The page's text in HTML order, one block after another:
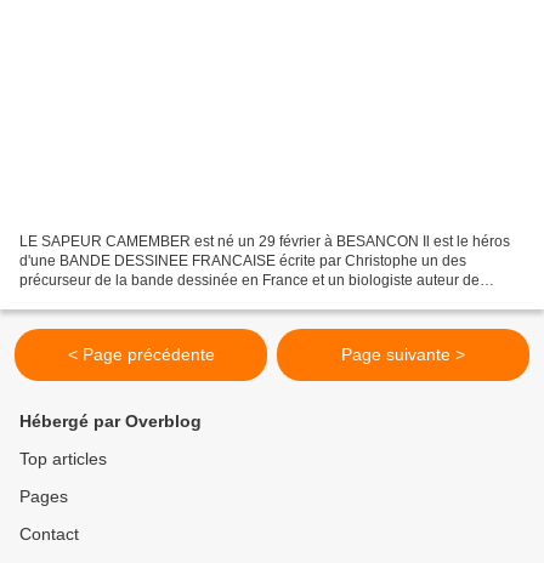
LE SAPEUR CAMEMBER est né un 29 février à BESANCON Il est le héros
d'une BANDE DESSINEE FRANCAISE écrite par Christophe un des
précurseur de la bande dessinée en France et un biologiste auteur de
< Page précédente Page suivante >
Hébergé par Overblog
Top articles
Pages
Contact